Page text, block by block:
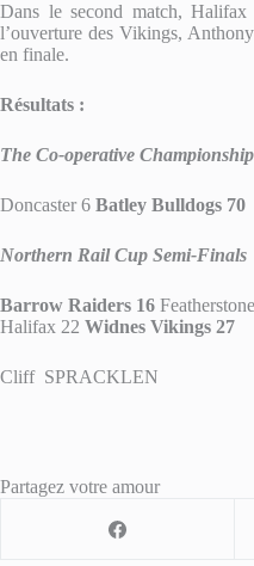
Dans le second match, Halifax
l’ouverture des Vikings,
en finale.
Résultats :
The Co-operative Championship
Doncaster 6 Batley Bulldogs 70
Northern Rail Cup Semi-Finals
Barrow Raiders 16
Halifax 22 Widnes Vikings 27
Cliff SPRACKLEN
Partagez votre amour